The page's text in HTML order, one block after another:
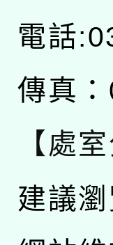
電話
傳真
【處
建議